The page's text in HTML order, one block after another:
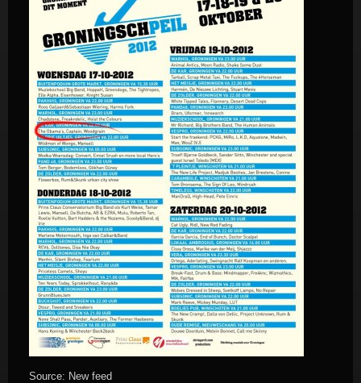
Source: New feed